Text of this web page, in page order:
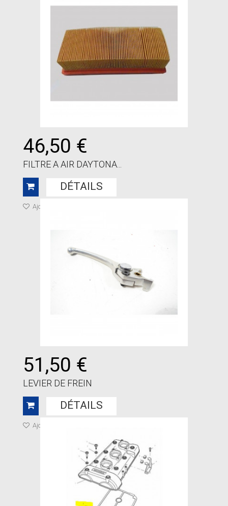
46,50 €
FILTRE A AIR DAYTONA...
DÉTAILS
Ajouter à ma liste de cadeaux
51,50 €
LEVIER DE FREIN
DÉTAILS
Ajouter à ma liste de cadeaux